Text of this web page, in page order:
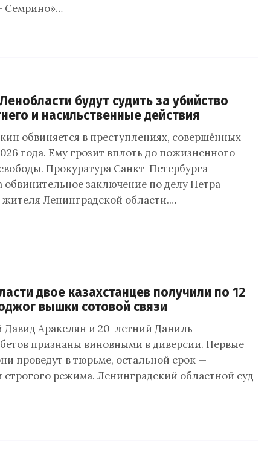
Семрино»…
будут судить за убийство
и насильственные действия
обвиняется в преступлениях, совершённых
года. Ему грозит вплоть до пожизненного
Прокуратура Санкт-Петербурга
обвинительное заключение по делу Петра
Ленинградской области.…
двое казахстанцев получили по 12
вышки сотовой связи
Давид Аракелян и 20-летний Даниль
признаны виновными в диверсии. Первые
проведут в тюрьме, остальной срок —
строгого режима. Ленинградский областной суд